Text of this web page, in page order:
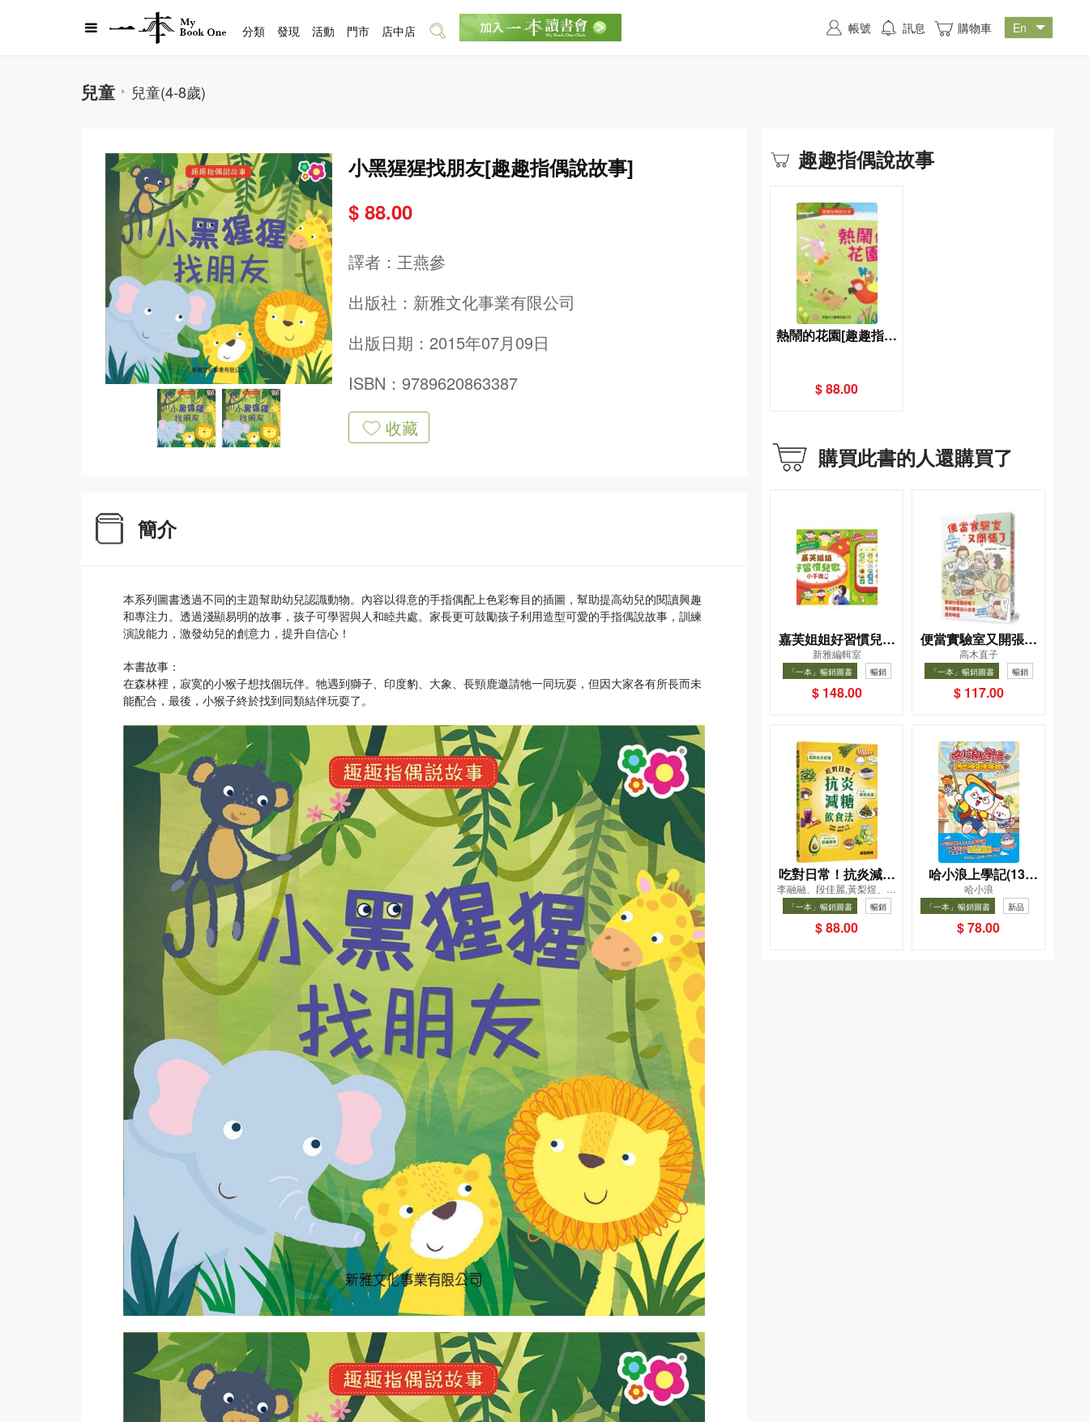
兒童 兒童(4-8歲)
小黑猩猩找朋友[趣趣指偶說故事]
$ 88.00
譯者： 王燕參
出版社： 新雅文化事業有限公司
出版日期：2015年07月09日
ISBN：9789620863387
收藏
簡介
本系列圖書透過不同的主題幫助幼兒認識動物。內容以得意的手指偶配上色彩奪目的插圖，幫助提高幼兒的閱讀興趣
和專注力。透過淺顯易明的故事，孩子可學習與人和睦共處。家長更可鼓勵孩子利用造型可愛的手指偶說故事，訓練
演說能力，激發幼兒的創意力，提升自信心！
本書故事：
在森林裡，寂寞的小猴子想找個玩伴。牠遇到獅子、印度豹、大象、長頸鹿邀請牠一同玩耍，但因大家各有所長而未
能配合，最後，小猴子終於找到同類結伴玩耍了。
趣趣指偶說故事
熱鬧的花園[趣趣指偶
$ 88.00
購買此書的人還購買了
嘉芙姐姐好習慣兒歌
小手機
新雅編輯室
「一本」暢銷圖書 暢銷
$ 148.00
便當實驗室又開張了
——日日和特別日的
菜單挑戰記
高木直子
「一本」暢銷圖書 暢銷
$ 117.00
吃對日常！抗炎減糖
飲食法
李融融、段佳麗,黃梨煜、顧
凱辰
「一本」暢銷圖書 暢銷
$ 88.00
哈小浪上學記(13)
——逃出神奇博物館
哈小浪
「一本」暢銷圖書
新品
暢銷
$ 78.00
分類 發現 活動 門市 店中店 帳號 訊息 購物車